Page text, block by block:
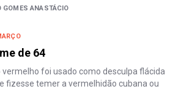
GOMES ANASTÁCIO
de 64
vermelho foi usado como desculpa flácida
fizesse temer a vermelhidão cubana ou